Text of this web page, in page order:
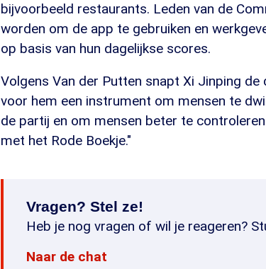
bijvoorbeeld restaurants. Leden van de
worden om de app te gebruiken en
op basis van hun dagelijkse scores.
Volgens Van der Putten snapt Xi Jinping
voor hem een instrument om mensen te
de partij en om mensen beter te
met het Rode Boekje."
Vragen? Stel ze!
Heb je nog vragen of wil je reageren?
Naar de chat